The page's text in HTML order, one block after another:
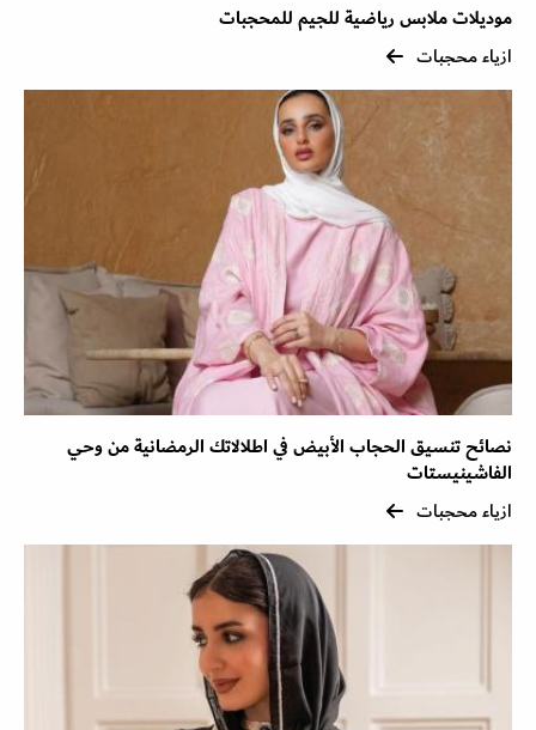
موديلات ملابس رياضية للجيم للمحجبات
ازياء محجبات
نصائح تنسيق الحجاب الأبيض في اطلالاتك الرمضانية من وحي
الفاشينيستات
ازياء محجبات